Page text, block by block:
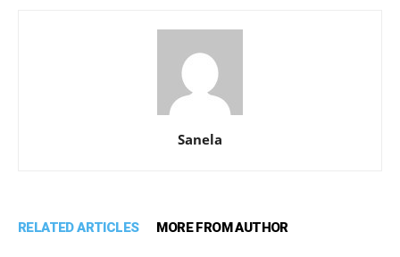
Sanela
RELATED ARTICLES MORE FROM AUTHOR